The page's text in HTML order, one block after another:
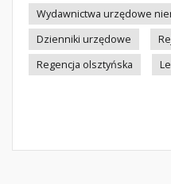
Wydawnictwa urzędowe
Dzienniki urzędowe
Regencja olsztyńska